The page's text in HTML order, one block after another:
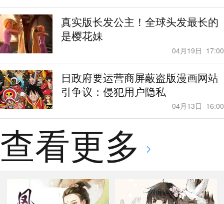
真实版长发公主！全球头发最长的
是樱花妹
04月19日 17:00
日政府要运营商屏蔽盗版漫画网站
引争议：侵犯用户隐私
04月13日 16:00
查看更多